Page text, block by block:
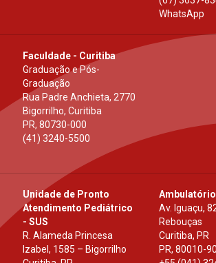
WhatsApp
Faculdade - Curitiba
Graduação e Pós-
Graduação
Rua Padre Anchieta, 2770
Bigorrilho, Curitiba
PR, 80730-000
(41) 3240-5500
Unidade de Pronto
Atendimento Pediátrico
- SUS
R. Alameda Princesa
Izabel, 1585 – Bigorrilho
Av. Iguaçu,
Rebouças
Curitiba, PR
PR, 80010-